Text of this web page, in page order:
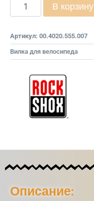
В корзину
Артикул: 00.4020.555.007
Вилка для велосипеда
Описание: